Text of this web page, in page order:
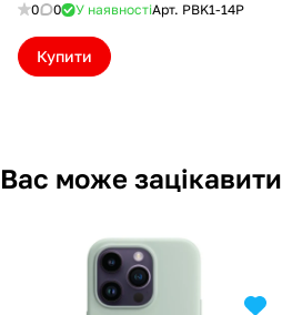
0 0 У наявностіАрт. PBK1-14P
Купити
Вас може зацікавити